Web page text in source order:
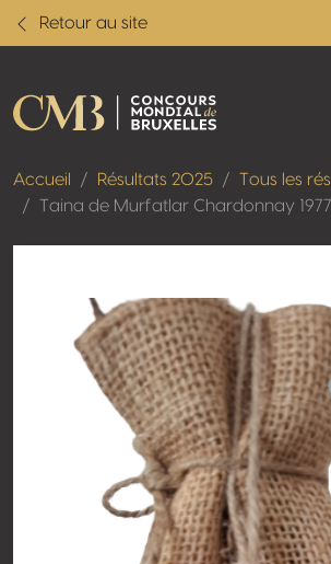
Retour au site
Accueil Résultats 2025
Tous les
Taina de Murfatlar Chardonnay 1977